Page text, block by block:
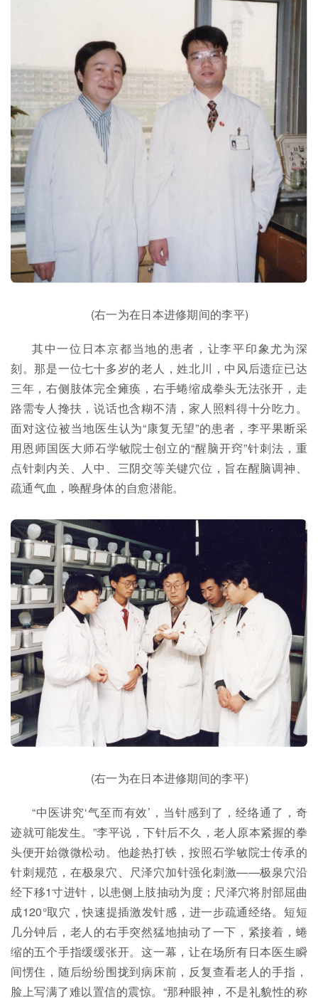
(右一为在日本进修期间的李平)
其中一位日本京都当地的患者，让李平印象尤为深
刻。那是一位七十多岁的老人，姓北川，中风后遗症已达
三年，右侧肢体完全瘫痪，右手蜷缩成拳头无法张开，走
路需专人搀扶，说话也含糊不清，家人照料得十分吃力。
面对这位被当地医生认为“康复无望”的患者，李平果断采
用恩师国医大师石学敏院士创立的“醒脑开窍”针刺法，重
点针刺内关、人中、三阴交等关键穴位，旨在醒脑调神、
疏通气血，唤醒身体的自愈潜能。
(右一为在日本进修期间的李平)
“中医讲究‘气至而有效’，当针感到了，经络通了，奇
迹就可能发生。”李平说，下针后不久，老人原本紧握的拳
头便开始微微松动。他趁热打铁，按照石学敏院士传承的
针刺规范，在极泉穴、尺泽穴加针强化刺激——极泉穴沿
经下移1寸进针，以患侧上肢抽动为度；尺泽穴将肘部屈曲
成120°取穴，快速提插激发针感，进一步疏通经络。短短
几分钟后，老人的右手突然猛地抽动了一下，紧接着，蜷
缩的五个手指缓缓张开。这一幕，让在场所有日本医生瞬
间愣住，随后纷纷围拢到病床前，反复查看老人的手指，
脸上写满了难以置信的震惊。“那种眼神，不是礼貌性的称